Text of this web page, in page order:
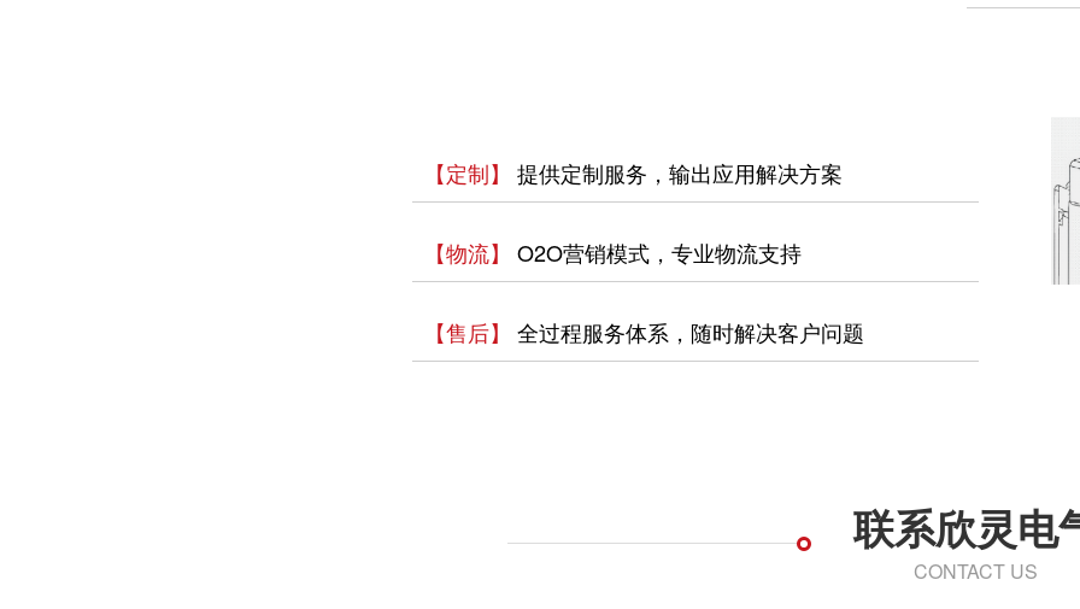
【定制】 提供定制服务，输出应用解决方案
【物流】 O2O营销模式，专业物流支持
【售后】 全过程服务体系，随时解决客户问题
联系欣灵电
CONTACT US